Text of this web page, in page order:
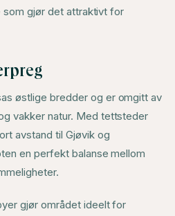
gjør det attraktivt for
østlige bredder og er omgitt av
vakker natur. Med tettsteder
avstand til Gjøvik og
en perfekt balanse mellom
gjør området ideelt for